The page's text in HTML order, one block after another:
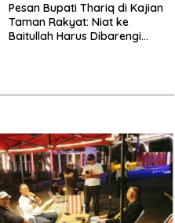
Pesan Bupati Thariq di Kajian
Taman Rakyat: Niat ke
Baitullah Harus Dibarengi